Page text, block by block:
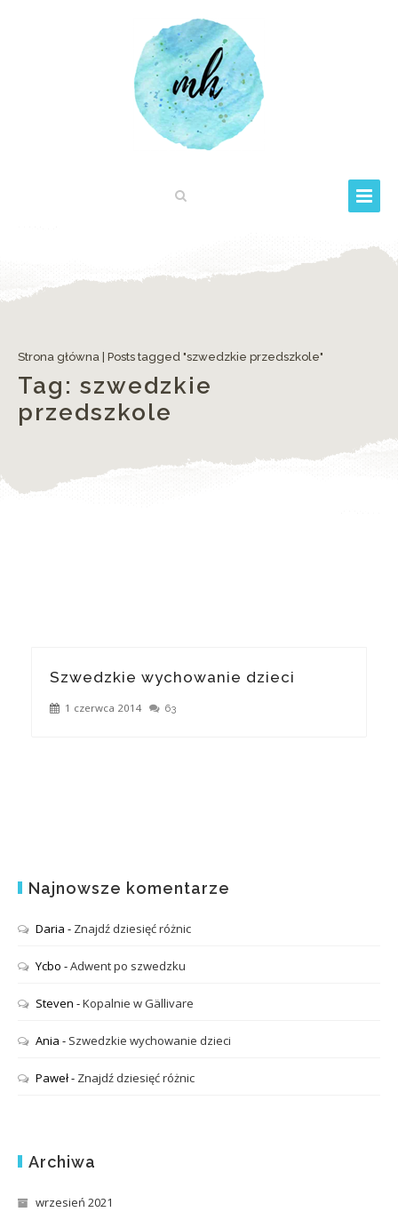
Strona główna Posts tagged "szwedzkie przedszkole"
Tag: szwedzkie
przedszkole
Szwedzkie wychowanie dzieci
1 czerwca 2014 63
Najnowsze komentarze
Daria - Znajdź dziesięć różnic
Ycbo -Adwent po szwedzku
Steven -Kopalnie w Gällivare
Ania - Szwedzkie wychowanie dzieci
Paweł- Znajdź dziesięć różnic
Archiwa
wrzesień 2021